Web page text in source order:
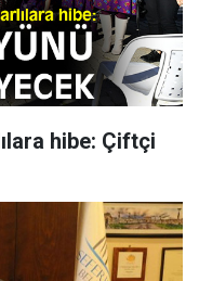
hibe: Çiftçi